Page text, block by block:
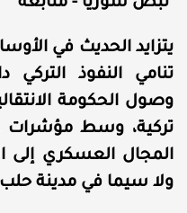
يتزايد الحديث في
تنامي النفوذ
وصول الحكومة
تركية، وسط مؤشرات
المجال العسكري إلى
ولا سيما في مدينة